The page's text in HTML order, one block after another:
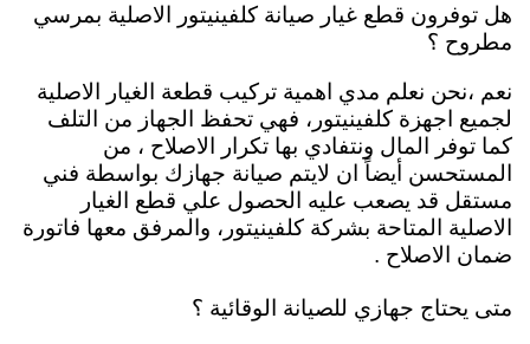
هل توفرون قطع غيار صيانة كلفينيتور الاصلية بمرسي
مطروح ؟
نعم ،نحن نعلم مدي اهمية تركيب قطعة الغيار الاصلية
لجميع اجهزة كلفينيتور، فهي تحفظ الجهاز من التلف
كما توفر المال ونتفادي بها تكرار الاصلاح ، من
المستحسن أيضاً ان لايتم صيانة جهازك بواسطة فني
مستقل قد يصعب عليه الحصول علي قطع الغيار
الاصلية المتاحة بشركة كلفينيتور، والمرفق معها فاتورة
ضمان الاصلاح .
متى يحتاج جهازي للصيانة الوقائية ؟